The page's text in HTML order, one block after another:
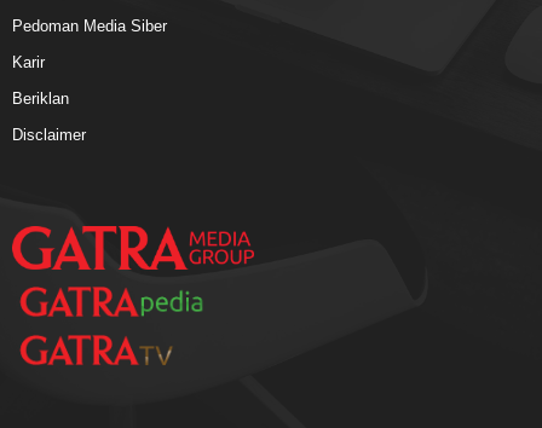
Pedoman Media Siber
Karir
Beriklan
Disclaimer